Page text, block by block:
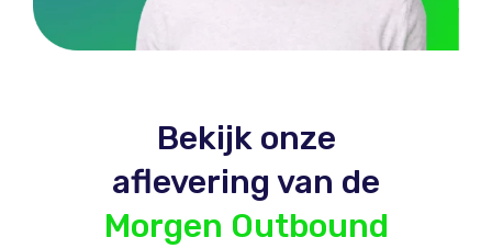
Bekijk onze
aflevering van de
Morgen Outbound